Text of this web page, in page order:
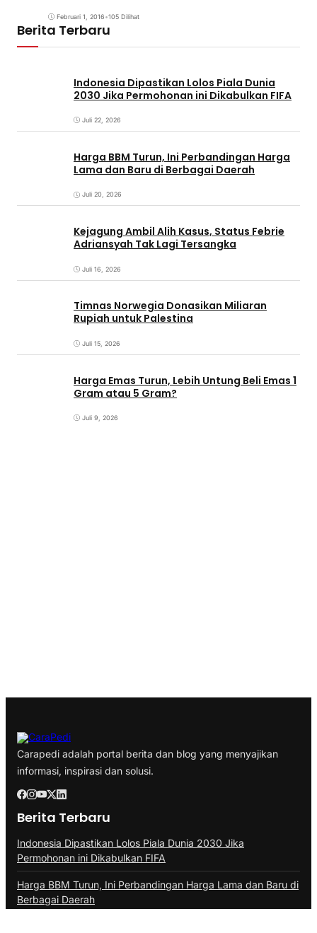
Februari 1, 2016•105 Dilihat
Berita Terbaru
Indonesia Dipastikan Lolos Piala Dunia
2030 Jika Permohonan ini Dikabulkan FIFA
Juli 22, 2026
Harga BBM Turun, Ini Perbandingan Harga
Lama dan Baru di Berbagai Daerah
Juli 20, 2026
Kejagung Ambil Alih Kasus, Status Febrie
Adriansyah Tak Lagi Tersangka
Juli 16, 2026
Timnas Norwegia Donasikan Miliaran
Rupiah untuk Palestina
Juli 15, 2026
Harga Emas Turun, Lebih Untung Beli Emas 1
Gram atau 5 Gram?
Juli 9, 2026
Carapedi adalah portal berita dan blog yang menyajikan
informasi, inspirasi dan solusi.
Berita Terbaru
Indonesia Dipastikan Lolos Piala Dunia 2030 Jika
Permohonan ini Dikabulkan FIFA
Harga BBM Turun, Ini Perbandingan Harga Lama dan Baru di
Berbagai Daerah